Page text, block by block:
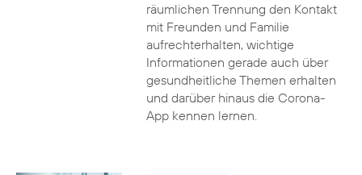
räumlichen Trennung den Kontakt
mit Freunden und Familie
aufrechterhalten, wichtige
Informationen gerade auch über
gesundheitliche Themen erhalten
und darüber hinaus die Corona-
App kennen lernen.